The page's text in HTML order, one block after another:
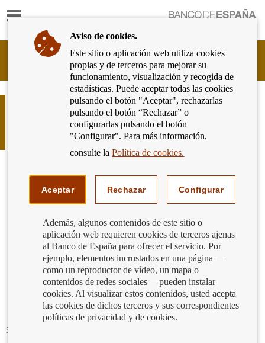
Mostrar
Ir
página
de
inicio
del
Banco
de
España
Cliente
Bancario
Banco
España
Eurosistema,
Plataformas de financiación
participativa. Qué son y cuándo
acudimos a ellas
31/01/2019
Aviso de cookies.
Este sitio o aplicación web utiliza cookies
propias y de terceros para mejorar su
funcionamiento, visualización y recogida de
estadísticas. Puede aceptar todas las cookies
pulsando el botón "Aceptar", rechazarlas
pulsando el botón “Rechazar” o
configurarlas pulsando el botón
"Configurar". Para más información,
consulte laPolítica de cookies.
Aceptar Rechazar Configurar
Además, algunos contenidos de este sitio o
aplicación web requieren cookies de terceros ajenas
al Banco de España para ofrecer el servicio. Por
ejemplo, elementos incrustados en una página —
como un reproductor de vídeo, un mapa o
contenidos de redes sociales— pueden instalar
cookies. Al visualizar estos contenidos, usted acepta
las cookies de dichos terceros y sus correspondientes
políticas de privacidad y de cookies.